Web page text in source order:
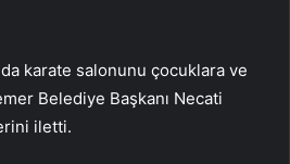
karate salonunu çocuklara ve
Belediye Başkanı Necati
iletti.